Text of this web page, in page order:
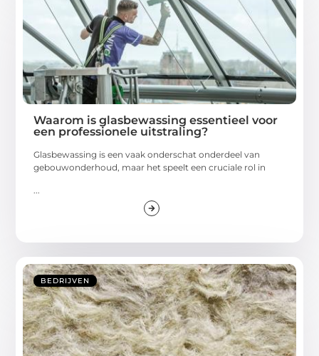
Waarom is glasbewassing essentieel voor
een professionele uitstraling?
Glasbewassing is een vaak onderschat onderdeel van
gebouwonderhoud, maar het speelt een cruciale rol in
...
BEDRIJVEN